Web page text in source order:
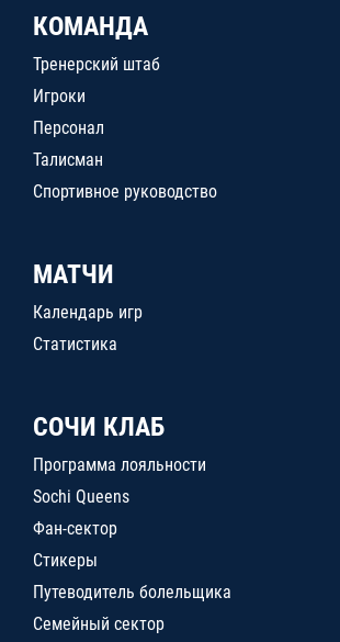
КОМАНДА
Тренерский штаб
Игроки
Персонал
Талисман
Спортивное руководство
МАТЧИ
Календарь игр
Статистика
СОЧИ КЛАБ
Программа лояльности
Sochi Queens
Фан-сектор
Стикеры
Путеводитель болельщика
Семейный сектор